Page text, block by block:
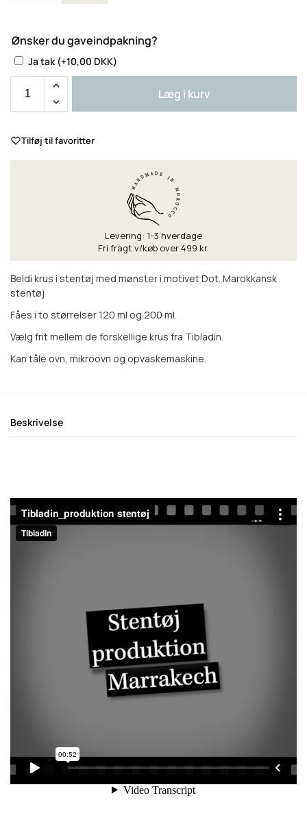
Ønsker du gaveindpakning?
Ja tak (+10,00 DKK)
Læg i kurv
Tilføj til favoritter
Levering: 1-3 hverdage
Fri fragt v/køb over 499 kr.
Beldi krus i stentøj med mønster i motivet Dot. Marokkansk
stentøj
Fåes i to størrelser 120 ml og 200 ml.
Vælg frit mellem de forskellige krus fra Tibladin.
Kan tåle ovn, mikroovn og opvaskemaskine.
Beskrivelse